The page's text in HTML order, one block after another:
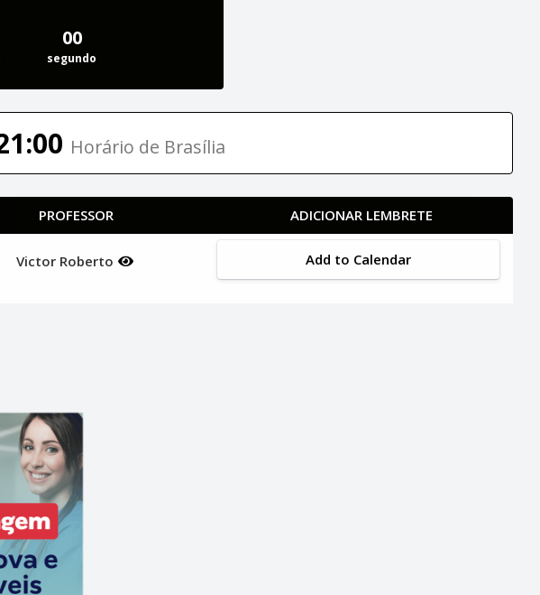
00
segundo
Horário de Brasília
PROFESSOR ADICIONAR LEMBRETE
Victor Roberto Add to Calendar